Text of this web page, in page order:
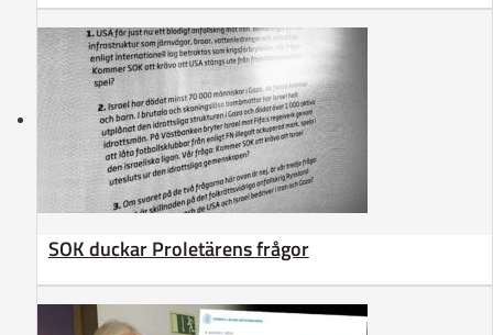
SOK duckar Proletärens frågor